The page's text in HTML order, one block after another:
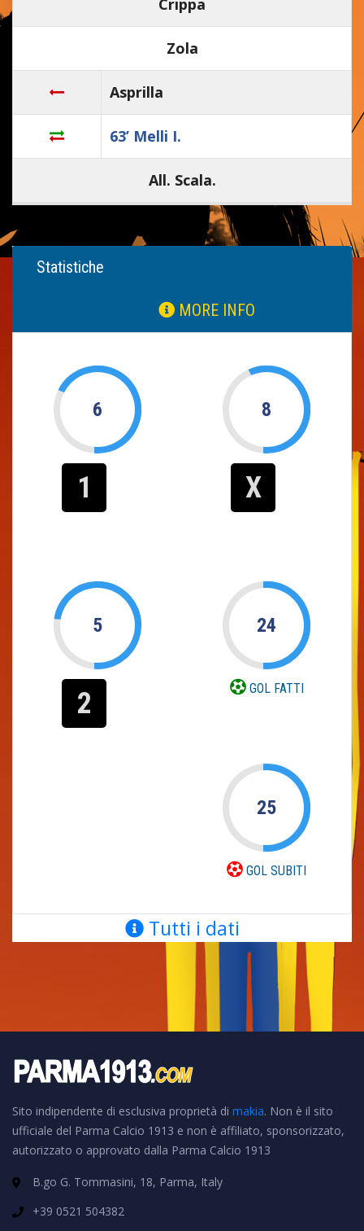
Crippa
Zola
Asprilla
63’ Melli I.
All. Scala.
Statistiche
MORE INFO
6
1
8
X
5
2
24
GOL FATTI
25
GOL SUBITI
Tutti i dati
Sito indipendente di esclusiva proprietà di makia. Non è il sito
ufficiale del Parma Calcio 1913 e non è affiliato, sponsorizzato,
autorizzato o approvato dalla Parma Calcio 1913
B.go G. Tommasini, 18, Parma, Italy
+39 0521 504382